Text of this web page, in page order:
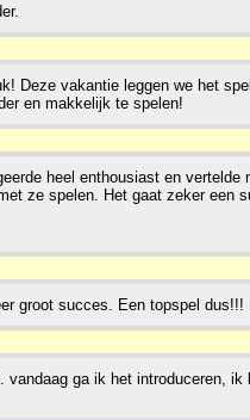
Deze vakantie leggen we het
en makkelijk te spelen!
heel enthousiast en vertelde
ze spelen. Het gaat zeker een
groot succes. Een topspel dus!!!
ga ik het introduceren, ik